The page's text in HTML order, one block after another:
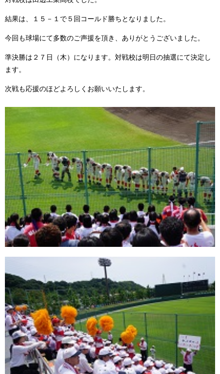
結果は、１５－１で５回コールド勝ちとなりました。
今回も球場にて多数のご声援を頂き、ありがとうございました。
準決勝は２７日（木）になります。対戦校は明日の抽選にて決定し
ます。
次戦も応援のほどよろしくお願いいたします。